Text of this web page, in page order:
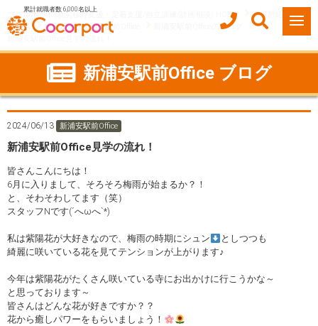
累計就職者数 6,000名以上
ココルポート(就労移行支援・定着支援/自立訓練/計画相談) HOME
事業所紹介
千葉県
浦安市 新浦安駅前Office
新浦安駅前Officeのブログ
新浦安駅前Office見学の流れ！
新浦安駅前Office ブログ
2024/06/13 新浦安駅前Office
新浦安駅前Office見学の流れ！
皆さんこんにちは！
6月に入りまして、そろそろ梅雨が始まるか？！
と、そわそわしてます（笑）
スタッフNです(´へωへ`*)
私は紫陽花が大好きなので、梅雨の時期にシュン
としつつも
綺麗に咲いている花を見てテンションが上がります♪
今年は紫陽花がたくさん咲いている寺にお出かけに行こうかな～
と思っております～
皆さんはどんな花が好きですか？？
花から癒しパワーをもらいましょう！